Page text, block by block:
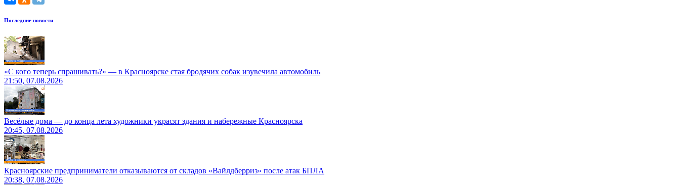
Последние новости
«С кого теперь спрашивать?» — в Красноярске стая бродячих собак изувечила автомобиль
21:50, 07.08.2026
Весёлые дома — до конца лета художники украсят здания и набережные Красноярска
20:45, 07.08.2026
Красноярские предприниматели отказываются от складов «Вайлдберриз» после атак БПЛА
20:38, 07.08.2026